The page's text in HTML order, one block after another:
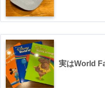
実はWorld